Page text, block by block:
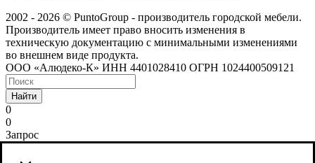
2002 - 2026 © PuntoGroup - производитель городской мебели.
Производитель имеет право вносить изменения в
техническую документацию с минимальными изменениями
во внешнем виде продукта.
ООО «Алюдеко-К» ИНН 4401028410 ОГРН 1024400509121
Найти
0
0
Запрос
Сайт использует cookies и сервис веб-аналитики Яндекс